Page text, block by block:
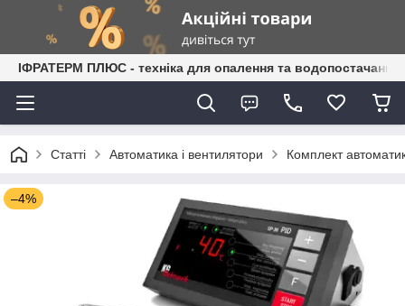
ІФРАТЕРМ ПЛЮС - техніка для опалення та водопостачання
Статті Автоматика і вентилятори Комплект
–4%